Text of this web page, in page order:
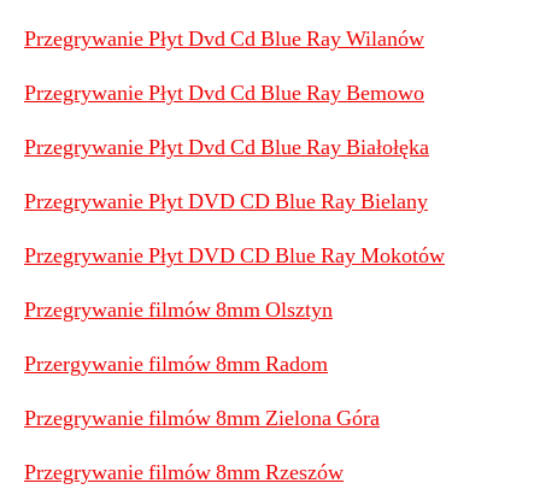
Przegrywanie Płyt Dvd Cd Blue Ray Wilanów
Przegrywanie Płyt Dvd Cd Blue Ray Bemowo
Przegrywanie Płyt Dvd Cd Blue Ray Białołęka
Przegrywanie Płyt DVD CD Blue Ray Bielany
Przegrywanie Płyt DVD CD Blue Ray Mokotów
Przegrywanie filmów 8mm Olsztyn
Przergywanie filmów 8mm Radom
Przegrywanie filmów 8mm Zielona Góra
Przegrywanie filmów 8mm Rzeszów